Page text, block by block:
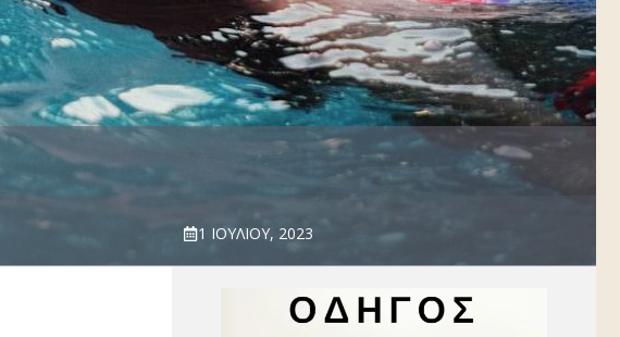
1 ΙΟΥΛΊΟΥ, 2023